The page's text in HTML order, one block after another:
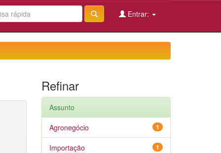
Entrar:
Refinar
Assunto
1
Agronegócio
1
Importação